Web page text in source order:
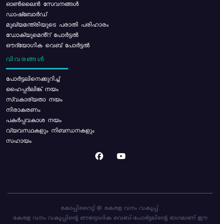
ഓൺലൈൻ സേവനങ്ങൾ
ഡാഷ്ബോർഡ്
മുഖ്യമന്ത്രിയുടെ പരാതി പരിഹാരം
ഡോക്യുമെൻ്റ് പോർട്ടൽ
ഔദ്യോഗിക വെബ് പോർട്ടൽ
വിവരങ്ങൾ
പോര്‍ട്ടലിനെക്കുറിച്ച്
ഹൈപ്പർലിങ്ക് നയം
സ്വകാര്യതാ നയം
നിരാകരണം
പകർപ്പവകാശ നയം
വ്യവസ്ഥകളും നിബന്ധനകളും
സഹായം
കോപ്പിറൈറ്റ് @ കേരള വനം വകുപ്പ്.
കേരള വനം വകുപ്പിന്റെ ഔദ്യോഗിക വെബ്-പോർട്ടലിന്റെ ഭാഗമാണ് ഈ